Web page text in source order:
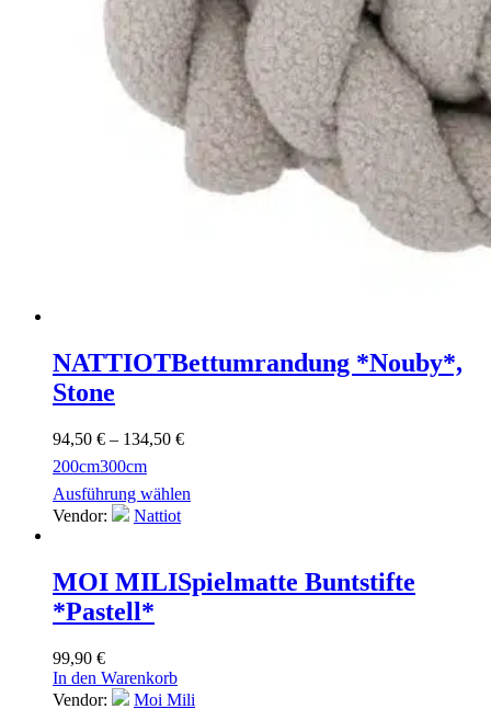
NATTIOTBettumrandung *Nouby*,
Stone
94,50 € – 134,50 €
200cm300cm
Ausführung wählen
Vendor:
Nattiot
MOI MILISpielmatte Buntstifte
*Pastell*
99,90 €
In den Warenkorb
Vendor:
Moi Mili